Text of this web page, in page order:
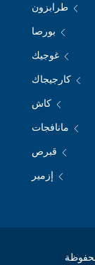
طرابزون
بورصا
غوجيك
كارجيجاك
كاش
مانافجات
قبرص
إزمير